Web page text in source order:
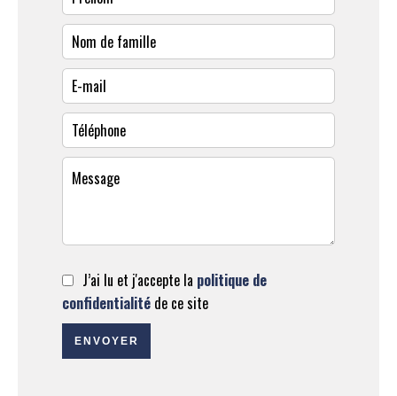
J’ai lu et j'accepte la politique de
confidentialité de ce site
ENVOYER